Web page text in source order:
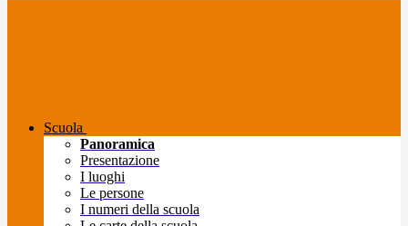
Scuola
Panoramica
Presentazione
I luoghi
Le persone
I numeri della scuola